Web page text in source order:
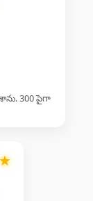
300 పైగా